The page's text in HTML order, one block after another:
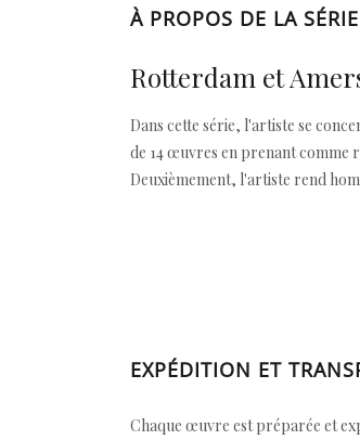
À PROPOS DE LA SÉRIE
Rotterdam et
Dans cette série, l'artiste se
de 14 œuvres en prenant comme
Deuxièmement, l'artiste rend
EXPÉDITION ET
Chaque œuvre est préparée et